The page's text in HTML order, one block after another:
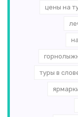
цены на
туры в